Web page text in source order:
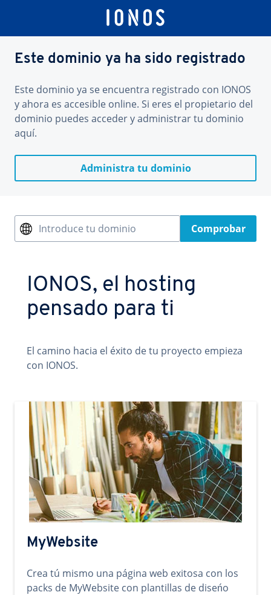
Este dominio ya ha sido registrado
Este dominio ya se encuentra registrado con IONOS
y ahora es accesible online. Si eres el propietario del
dominio puedes acceder y administrar tu dominio
aquí.
Administra tu dominio
Introduce tu dominio Comprobar
IONOS, el hosting
pensado para ti
El camino hacia el éxito de tu proyecto empieza
con IONOS.
MyWebsite
Crea tú mismo una página web exitosa con los
packs de MyWebsite con plantillas de diseńo